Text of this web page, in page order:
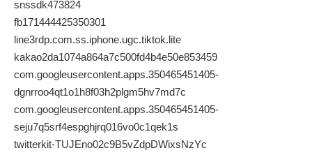
snssdk473824
fb171444425350301
line3rdp.com.ss.iphone.ugc.tiktok.lite
kakao2da1074a864a7c500fd4b4e50e853459
com.googleusercontent.apps.350465451405-
dgnrroo4qt1o1h8f03h2plgm5hv7md7c
com.googleusercontent.apps.350465451405-
seju7q5srf4espghjrq016vo0c1qek1s
twitterkit-TUJEno02c9B5vZdpDWixsNzYc